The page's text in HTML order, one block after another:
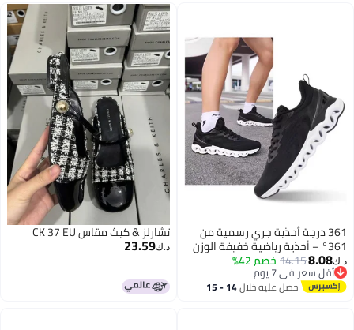
361 درجة أحذية جري رسمية من
361° – أحذية رياضية خفيفة الوزن
وقابلة للتنفس مع نعل مبطن مموج
للرجال والنساء
د.ك‏8.08
14.15خصم 42%
أقل سعر في 7 يوم
أقل سعر في 7 يوماحصل عليه خلال 14 - 15
تشارلز & كيث مقاس CK 37 EU
د.ك‏23.59